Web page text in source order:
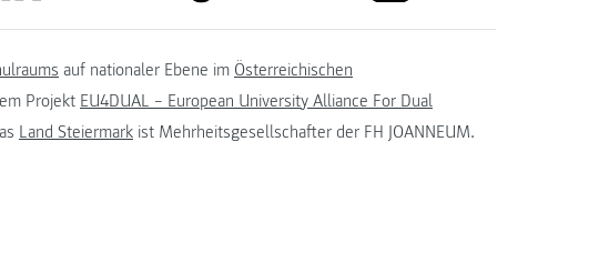
auf nationaler Ebene im Österreichischen
Projekt EU4DUAL – European University Alliance For Dual
Land Steiermark ist Mehrheitsgesellschafter der FH JOANNEUM.